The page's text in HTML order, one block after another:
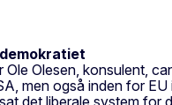
Ole Olesen, konsulent,
men også inden for
det liberale system